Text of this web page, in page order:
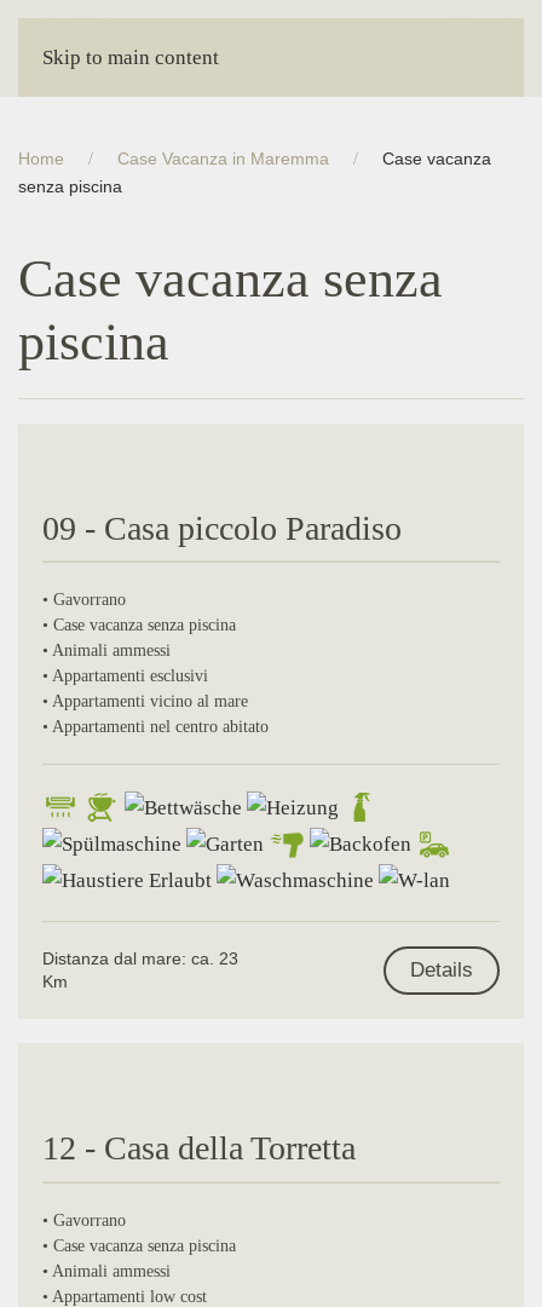
Skip to main content
Home Case Vacanza in Maremma
Case vacanza
senza piscina
Case vacanza senza
piscina
09 - Casa piccolo Paradiso
• Gavorrano
• Case vacanza senza piscina
• Animali ammessi
• Appartamenti esclusivi
• Appartamenti vicino al mare
• Appartamenti nel centro abitato
Distanza dal mare: ca. 23
Km
Details
12 - Casa della Torretta
• Gavorrano
• Case vacanza senza piscina
• Animali ammessi
• Appartamenti low cost